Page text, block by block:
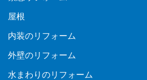
屋根
内装のリフォーム
外壁のリフォーム
水まわりのリフォーム